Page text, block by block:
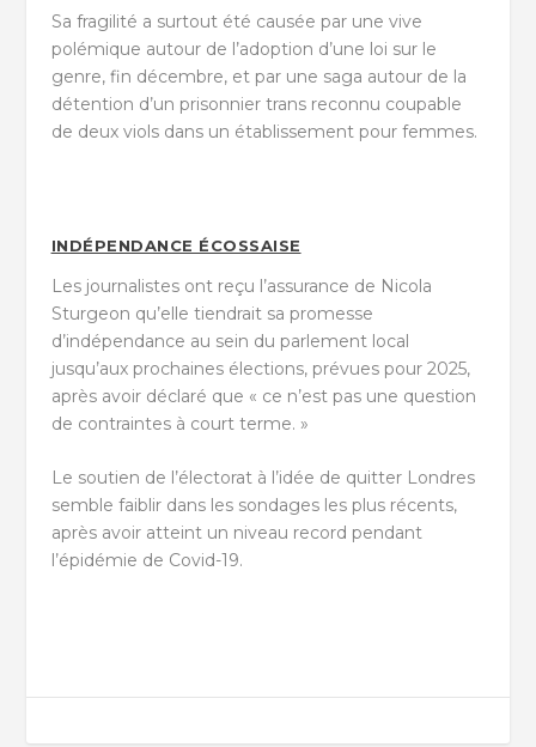
Sa fragilité a surtout été causée par une vive
polémique autour de l’adoption d’une loi sur le
genre, fin décembre, et par une saga autour de la
détention d’un prisonnier trans reconnu coupable
de deux viols dans un établissement pour femmes.
INDÉPENDANCE ÉCOSSAISE
Les journalistes ont reçu l’assurance de Nicola
Sturgeon qu’elle tiendrait sa promesse
d’indépendance au sein du parlement local
jusqu’aux prochaines élections, prévues pour 2025,
après avoir déclaré que « ce n’est pas une question
de contraintes à court terme. »
Le soutien de l’électorat à l’idée de quitter Londres
semble faiblir dans les sondages les plus récents,
après avoir atteint un niveau record pendant
l’épidémie de Covid-19.